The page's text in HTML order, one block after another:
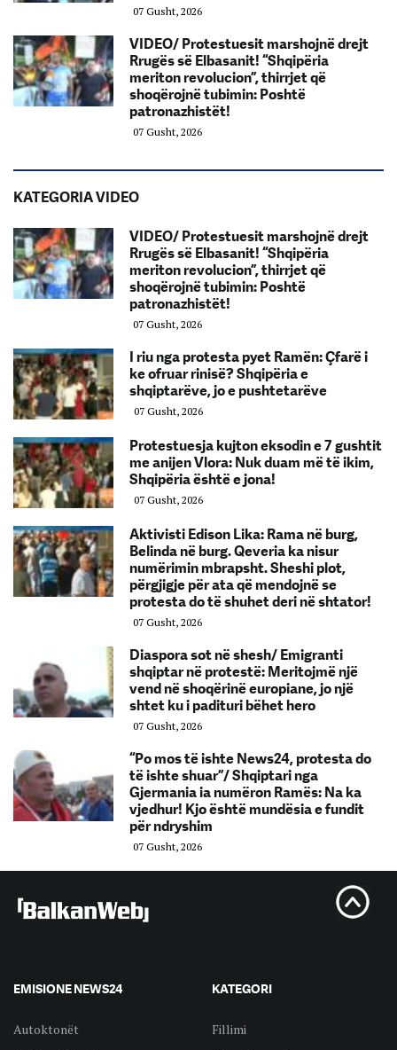
07 Gusht, 2026
VIDEO/ Protestuesit marshojnë drejt
Rrugës së Elbasanit! “Shqipëria
meriton revolucion”, thirrjet që
shoqërojnë tubimin: Poshtë
patronazhistët!
07 Gusht, 2026
KATEGORIA VIDEO
VIDEO/ Protestuesit marshojnë drejt
Rrugës së Elbasanit! “Shqipëria
meriton revolucion”, thirrjet që
shoqërojnë tubimin: Poshtë
patronazhistët!
07 Gusht, 2026
I riu nga protesta pyet Ramën: Çfarë i
ke ofruar rinisë? Shqipëria e
shqiptarëve, jo e pushtetarëve
07 Gusht, 2026
Protestuesja kujton eksodin e 7 gushtit
me anijen Vlora: Nuk duam më të ikim,
Shqipëria është e jona!
07 Gusht, 2026
Aktivisti Edison Lika: Rama në burg,
Belinda në burg. Qeveria ka nisur
numërimin mbrapsht. Sheshi plot,
përgjigje për ata që mendojnë se
protesta do të shuhet deri në shtator!
07 Gusht, 2026
Diaspora sot në shesh/ Emigranti
shqiptar në protestë: Meritojmë një
vend në shoqërinë europiane, jo një
shtet ku i padituri bëhet hero
07 Gusht, 2026
“Po mos të ishte News24, protesta do
të ishte shuar”/ Shqiptari nga
Gjermania ia numëron Ramës: Na ka
vjedhur! Kjo është mundësia e fundit
për ndryshim
07 Gusht, 2026
EMISIONE NEWS24
Autoktonët
KATEGORI
Fillimi